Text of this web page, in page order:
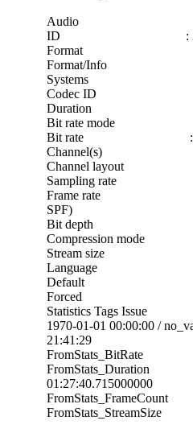
Audio
ID :
Format :
Format/Info :
Systems
Codec ID :
Duration : 1 h
Bit rate mode :
Bit rate : 1
Channel(s) : 6
Channel layout :
Sampling rate :
Frame rate :
SPF)
Bit depth :
Compression
Stream size :
Language :
Default :
Forced :
Statistics Tags Issue
1970-01-01 00:00:00 /
21:41:29
01:27:40.715000000